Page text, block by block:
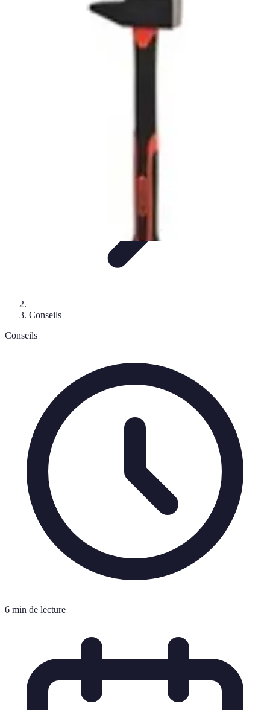
Choisir un serrurier
Sécurité
Conseils
Conseils
6 min de lecture